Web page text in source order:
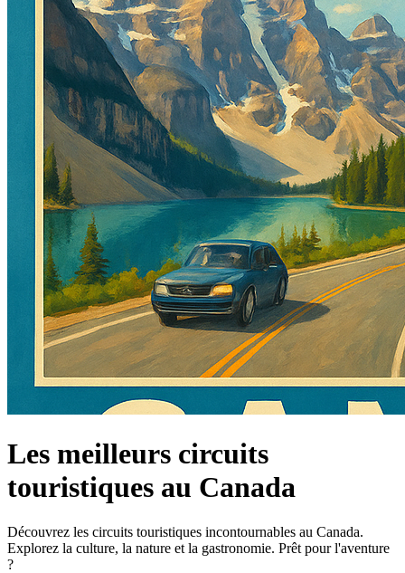
Les meilleurs circuits
touristiques au Canada
Découvrez les circuits touristiques incontournables au Canada.
Explorez la culture, la nature et la gastronomie. Prêt pour l'aventure
?